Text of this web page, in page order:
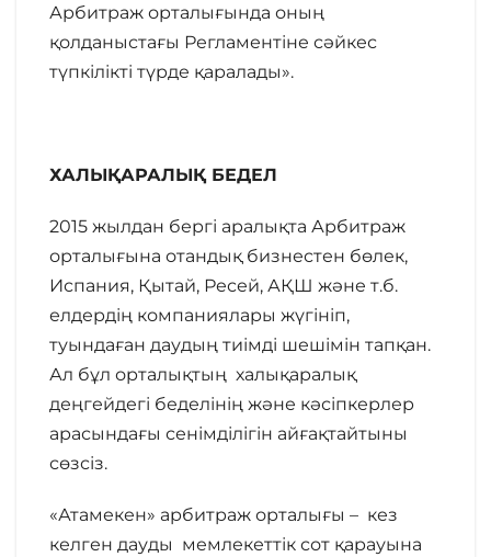
Арбитраж орталығында оның
қолданыстағы Регламентіне сәйкес
түпкілікті түрде қаралады».
ХАЛЫҚАРАЛЫҚ БЕДЕЛ
2015 жылдан бергі аралықта Арбитраж
орталығына отандық бизнестен бөлек,
Испания, Қытай, Ресей, АҚШ және т.б.
елдердің компаниялары жүгініп,
туындаған даудың тиімді шешімін тапқан.
Ал бұл орталықтың халықаралық
деңгейдегі беделінің және кәсіпкерлер
арасындағы сенімділігін айғақтайтыны
сөзсіз.
«Атамекен» арбитраж орталығы – кез
келген дауды мемлекеттік сот қарауына